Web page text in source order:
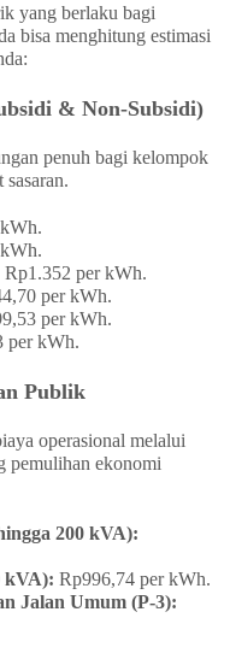
yang berlaku bagi
bisa menghitung estimasi
& Non-Subsidi)
penuh bagi kelompok
Rp1.352 per kWh.
per kWh.
per kWh.
per kWh.
Publik
operasional melalui
pemulihan ekonomi
200 kVA):
kVA): Rp996,74 per kWh.
Jalan Umum (P-3):